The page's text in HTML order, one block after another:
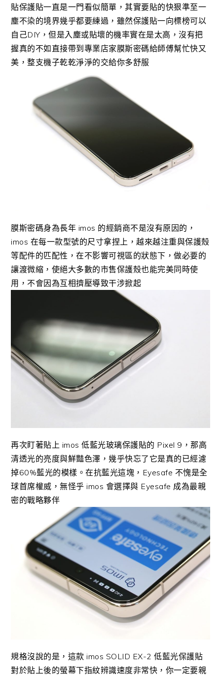
貼保護貼一直是一門看似簡單，其實要貼的快狠準至一
塵不染的境界幾乎都要練過，雖然保護貼一向標榜可以
自己DIY，但是入塵或貼壞的機率實在是太高，沒有把
握真的不如直接帶到專業店家膜斯密碼給師傅幫忙快又
美，整支機子乾乾淨淨的交給你多舒服
膜斯密碼身為長年 imos 的經銷商不是沒有原因的，
imos 在每一款型號的尺寸拿捏上，越來越注重與保護殼
等配件的匹配性，在不影響可視區的狀態下，做必要的
讓渡微縮，使絕大多數的市售保護殼也能完美同時使
用，不會因為互相擠壓導致干涉掀起
再次盯著貼上 imos 低藍光玻璃保護貼的 Pixel 9，那高
清透光的亮度與鮮豔色澤，幾乎快忘了它是真的已經濾
掉60%藍光的模樣。在抗藍光這塊，Eyesafe 不愧是全
球首席權威，無怪乎 imos 會選擇與 Eyesafe 成為最親
密的戰略夥伴
規格沒說的是，這款 imos SOLID EX-2 低藍光保護貼
對於貼上後的螢幕下指紋辨識速度非常快，你一定要親